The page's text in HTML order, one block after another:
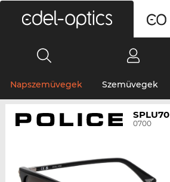
Napszemüvegek Szemüvegek
SPLU70
0700